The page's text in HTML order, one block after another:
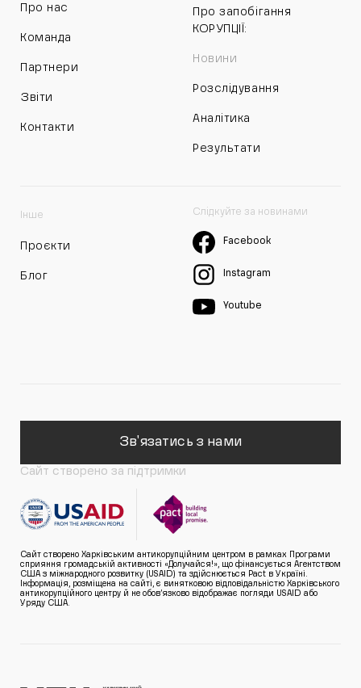
Про нас
Команда
Партнери
Звіти
Контакти
Про запобігання
КОРУПЦІЇ:
Новини
Розслідування
Аналітика
Результати
Інше
Проєкти
Блог
Слідкуйте за новинами
Facebook
Instagram
Youtube
Зв'язатись з нами
Сайт створено за підтримки
Сайт створено Харківським антикорупційним центром в рамках Програми
сприяння громадській активності «Долучайся!», що фінансується Агентством
США з міжнародного розвитку (USAID) та здійснюється Pact в Україні.
Інформація, розміщена на сайті, є винятковою відповідальністю Харківського
антикорупційного центру й не обов’язково відображає погляди USAID або
Уряду США.